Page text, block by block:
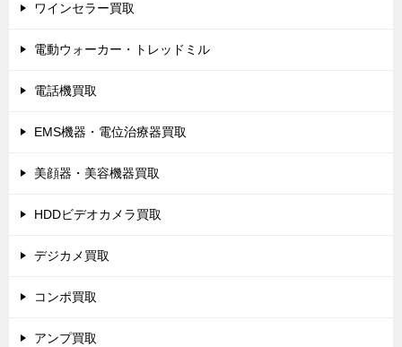
ワインセラー買取
電動ウォーカー・トレッドミル
電話機買取
EMS機器・電位治療器買取
美顔器・美容機器買取
HDDビデオカメラ買取
デジカメ買取
コンポ買取
アンプ買取